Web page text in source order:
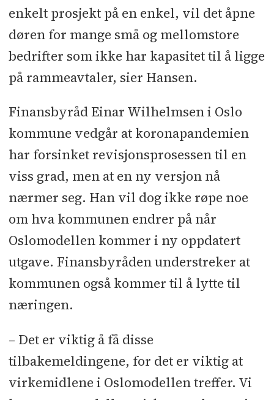
enkelt prosjekt på en enkel, vil det åpne
døren for mange små og mellomstore
bedrifter som ikke har kapasitet til å ligge
på rammeavtaler, sier Hansen.
Finansbyråd Einar Wilhelmsen i Oslo
kommune vedgår at koronapandemien
har forsinket revisjonsprosessen til en
viss grad, men at en ny versjon nå
nærmer seg. Han vil dog ikke røpe noe
om hva kommunen endrer på når
Oslomodellen kommer i ny oppdatert
utgave. Finansbyråden understreker at
kommunen også kommer til å lytte til
næringen.
– Det er viktig å få disse
tilbakemeldingene, for det er viktig at
virkemidlene i Oslomodellen treffer. Vi